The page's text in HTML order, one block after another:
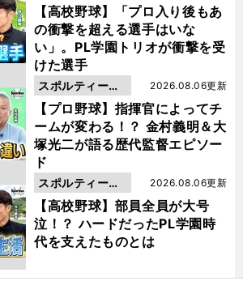
【高校野球】「プロ入り後もあ
の衝撃を超える選手はいな
い」。PL学園トリオが衝撃を受
けた選手
動画
【プロ野球】指揮官によってチ
ームが変わる！？ 金村義明＆大
塚光二が語る歴代監督エピソー
ド
2026.08.06更新
スポルティーバ
動画
【高校野球】部員全員が大号
泣！？ ハードだったPL学園時
代を支えたものとは
2026.08.06更新
スポルティーバ
動画